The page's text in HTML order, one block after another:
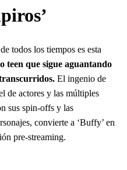
de todos los tiempos es esta
teen que sigue aguantando
El ingenio de
de actores y las múltiples
sus spin-offs y las
convierte a ‘Buffy’ en
pre-streaming.